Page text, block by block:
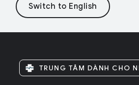
TRUNG TÂM DÀNH CHO